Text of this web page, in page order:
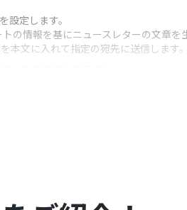
定します。
情報を基にニュースレターの文章を
文に入れて指定の宛先に送信します。